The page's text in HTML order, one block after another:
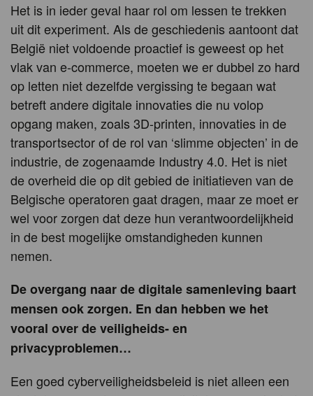
Het is in ieder geval haar rol om lessen te trekken
uit dit experiment. Als de geschiedenis aantoont dat
België niet voldoende proactief is geweest op het
vlak van e-commerce, moeten we er dubbel zo hard
op letten niet dezelfde vergissing te begaan wat
betreft andere digitale innovaties die nu volop
opgang maken, zoals 3D-printen, innovaties in de
transportsector of de rol van ‘slimme objecten’ in de
industrie, de zogenaamde Industry 4.0. Het is niet
de overheid die op dit gebied de initiatieven van de
Belgische operatoren gaat dragen, maar ze moet er
wel voor zorgen dat deze hun verantwoordelijkheid
in de best mogelijke omstandigheden kunnen
nemen.
De overgang naar de digitale samenleving baart
mensen ook zorgen. En dan hebben we het
vooral over de veiligheids- en
privacyproblemen…
Een goed cyberveiligheidsbeleid is niet alleen een